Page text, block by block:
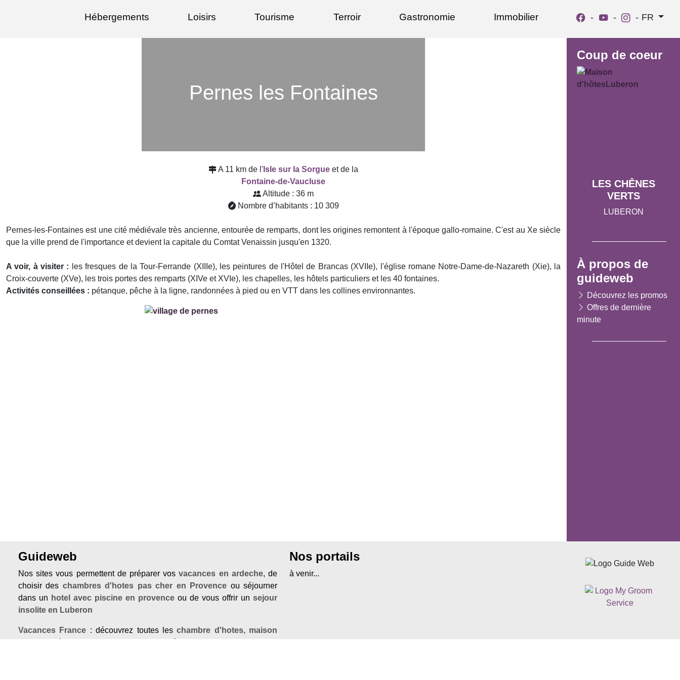
Hébergements Loisirs Tourisme Terroir Gastronomie Immobilier - - - FR
Pernes les Fontaines
A 11 km de l'Isle sur la Sorgueet de la
Fontaine-de-Vaucluse
Altitude : 36 m
Nombre d’habitants : 10 309
Pernes-les-Fontaines est une cité médiévale très ancienne, entourée de remparts, dont les origines remontent à l'époque gallo-romaine. C'est au Xe siècle
que la ville prend de l'importance et devient la capitale du Comtat Venaissin jusqu'en 1320.
A voir, à visiter :
les fresques de la Tour-Ferrande (XIIIe), les peintures de l'Hôtel de Brancas (XVIIe), l'église romane Notre-Dame-de-Nazareth (Xie), la
Croix-couverte (XVe), les trois portes des remparts (XIVe et XVIe), les chapelles, les hôtels particuliers et les 40 fontaines.
Activités conseillées : pétanque, pêche à la ligne, randonnées à pied ou en VTT dans les collines environnantes.
Coup de coeur
LES CHÊNES
VERTS
LUBERON
À propos de
guideweb
Découvrez les promos
Offres de dernière
minute
Guideweb
Nos sites vous permettent de préparer vosvacances en ardeche, de
choisir des chambres d'hotes pas cher en Provence ou séjourner
dans un hotel avec piscine en provence ou de vous offrir un sejour
insolite en Luberon
Vacances France : découvrez toutes leschambre d'hotes, maison
Nos portails
à venir...